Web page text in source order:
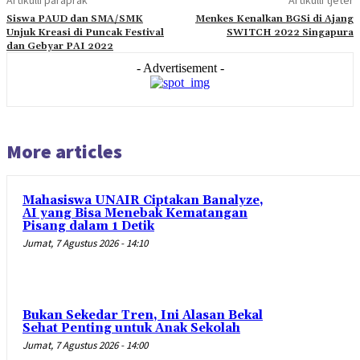
Siswa PAUD dan SMA/SMK
Unjuk Kreasi di Puncak Festival
dan Gebyar PAI 2022
Menkes Kenalkan BGSi di Ajang
SWITCH 2022 Singapura
- Advertisement -
More articles
Mahasiswa UNAIR Ciptakan Banalyze,
AI yang Bisa Menebak Kematangan
Pisang dalam 1 Detik
Jumat, 7 Agustus 2026 - 14:10
Bukan Sekedar Tren, Ini Alasan Bekal
Sehat Penting untuk Anak Sekolah
Jumat, 7 Agustus 2026 - 14:00